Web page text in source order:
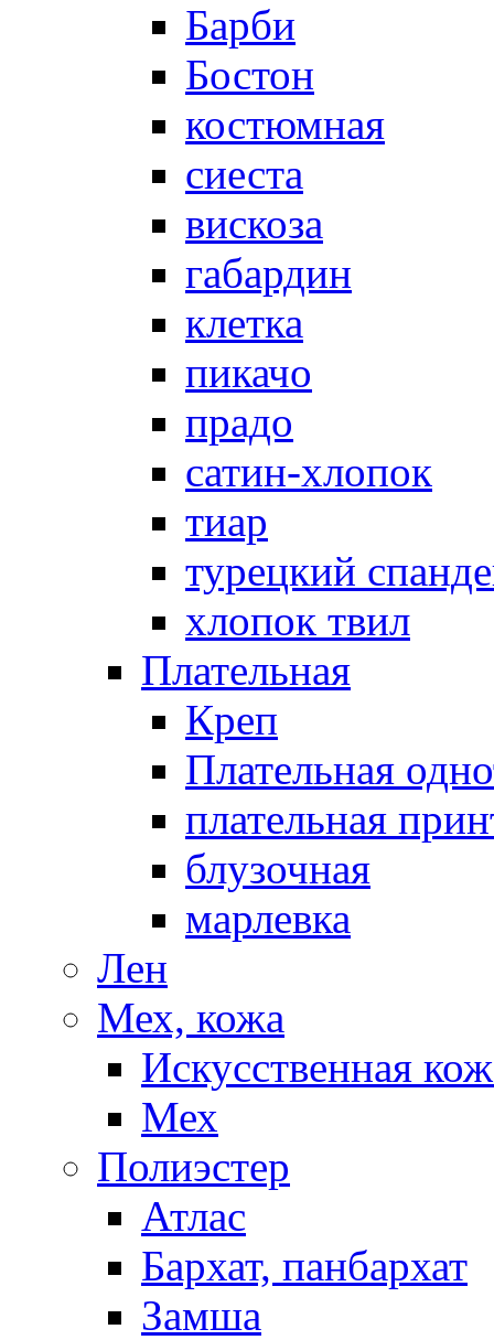
Барби
Бостон
костюмная
сиеста
вискоза
габардин
клетка
пикачо
прадо
сатин-хлопок
тиар
турецкий
хлопок твил
Плательная
Креп
Плательная
плательная
блузочная
марлевка
Лен
Мех, кожа
Искусственная
Мех
Полиэстер
Атлас
Бархат, панбархат
Замша